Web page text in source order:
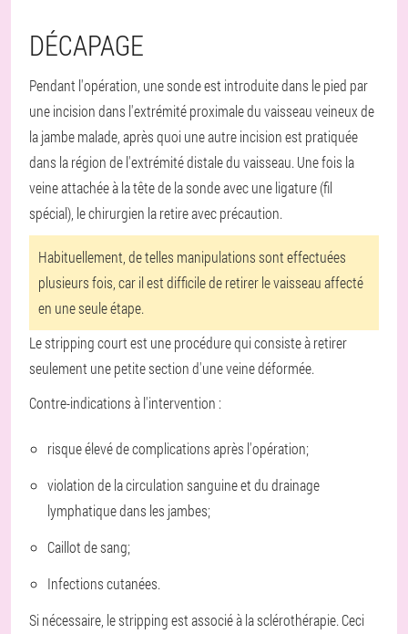
DÉCAPAGE
Pendant l'opération, une sonde est introduite dans le pied par
une incision dans l'extrémité proximale du vaisseau veineux de
la jambe malade, après quoi une autre incision est pratiquée
dans la région de l'extrémité distale du vaisseau. Une fois la
veine attachée à la tête de la sonde avec une ligature (fil
spécial), le chirurgien la retire avec précaution.
Habituellement, de telles manipulations sont effectuées
plusieurs fois, car il est difficile de retirer le vaisseau affecté
en une seule étape.
Le stripping court est une procédure qui consiste à retirer
seulement une petite section d'une veine déformée.
Contre-indications à l'intervention :
risque élevé de complications après l'opération;
violation de la circulation sanguine et du drainage
lymphatique dans les jambes;
Caillot de sang;
Infections cutanées.
Si nécessaire, le stripping est associé à la sclérothérapie. Ceci